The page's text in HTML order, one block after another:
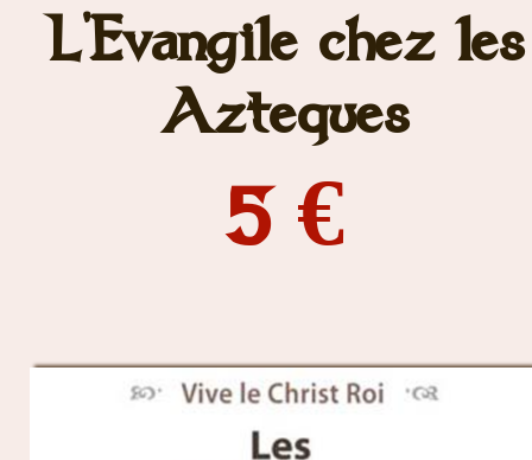
L'Evangile chez les
Azteques
5 €